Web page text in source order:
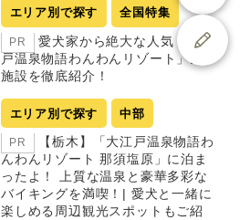
エリア別で探す 全国特集
PR
愛犬家から絶大な人気「大江
戸温泉物語わんわんリゾート」全5
施設を徹底紹介！
エリア別で探す 中部
PR
【栃木】「大江戸温泉物語わ
んわんリゾート 那須塩原」に泊ま
ったよ！ 上質な温泉と豪華多彩な
バイキングを満喫！| 愛犬と一緒に
楽しめる周辺観光スポットもご紹